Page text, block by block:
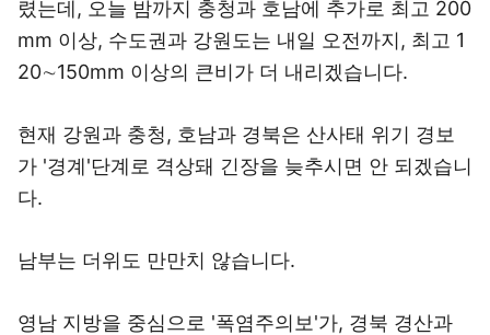
렸는데, 오늘 밤까지 충청과 호남에 추가로 최고 200
mm 이상, 수도권과 강원도는 내일 오전까지, 최고 1
20∼150mm 이상의 큰비가 더 내리겠습니다.
현재 강원과 충청, 호남과 경북은 산사태 위기 경보
가 '경계'단계로 격상돼 긴장을 늦추시면 안 되겠습니
다.
남부는 더위도 만만치 않습니다.
영남 지방을 중심으로 '폭염주의보'가, 경북 경산과